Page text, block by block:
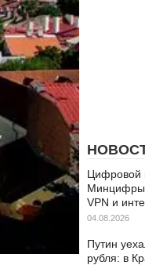
Цифровой
Минцифры
VPN и
04.08.2026
Путин
рубля: в